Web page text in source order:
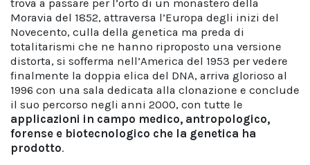
trova a passare per l’orto di un monastero della
Moravia del 1852, attraversa l’Europa degli inizi del
Novecento, culla della genetica ma preda di
totalitarismi che ne hanno riproposto una versione
distorta, si sofferma nell’America del 1953 per vedere
finalmente la doppia elica del DNA, arriva glorioso al
1996 con una sala dedicata alla clonazione e conclude
il suo percorso negli anni 2000, con tutte le
applicazioni in campo medico, antropologico,
forense e biotecnologico che la genetica ha
prodotto.